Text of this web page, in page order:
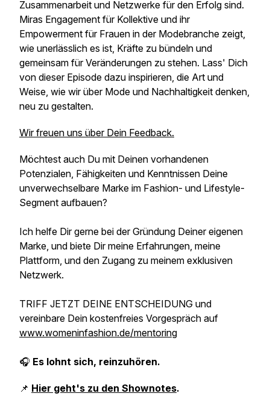
Zusammenarbeit und Netzwerke für den Erfolg sind.
Miras Engagement für Kollektive und ihr
Empowerment für Frauen in der Modebranche zeigt,
wie unerlässlich es ist, Kräfte zu bündeln und
gemeinsam für Veränderungen zu stehen. Lass' Dich
von dieser Episode dazu inspirieren, die Art und
Weise, wie wir über Mode und Nachhaltigkeit denken,
neu zu gestalten.
Wir freuen uns über Dein Feedback.
Möchtest auch Du mit Deinen vorhandenen
Potenzialen, Fähigkeiten und Kenntnissen Deine
unverwechselbare Marke im Fashion- und Lifestyle-
Segment aufbauen?
Ich helfe Dir gerne bei der Gründung Deiner eigenen
Marke, und biete Dir meine Erfahrungen, meine
Plattform, und den Zugang zu meinem exklusiven
Netzwerk.
TRIFF JETZT DEINE ENTSCHEIDUNG und
vereinbare Dein kostenfreies Vorgespräch auf
www.womeninfashion.de/mentoring
🎧 Es lohnt sich, reinzuhören.
📌 Hier geht's zu den Shownotes.